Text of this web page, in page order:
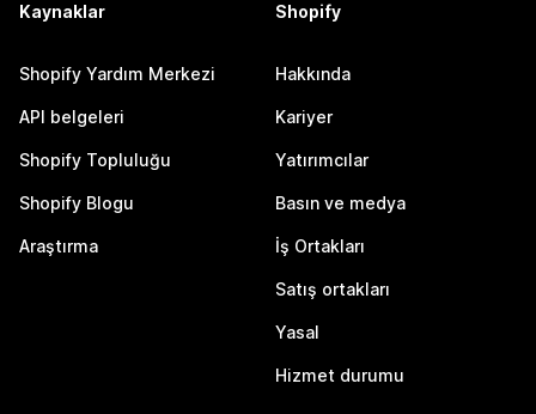
Kaynaklar
Shopify Yardım Merkezi
API belgeleri
Shopify Topluluğu
Shopify Blogu
Araştırma
Shopify
Hakkında
Kariyer
Yatırımcılar
Basın ve medya
İş Ortakları
Satış ortakları
Yasal
Hizmet durumu